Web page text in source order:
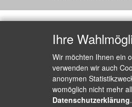
Ihre
Wir möchten Ihnen ein
verwenden wir auch
anonymen
womöglich nicht mehr
Datenschutzerklärung.